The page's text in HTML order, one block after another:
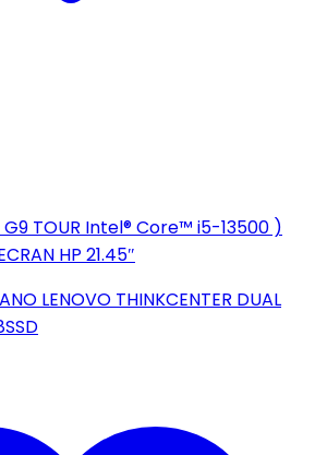
G9 TOUR Intel® Core™ i5-13500 )
HP 21.45″